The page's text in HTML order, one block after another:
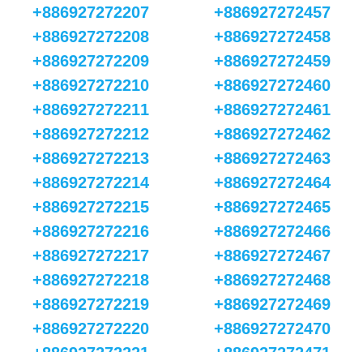
+886927272207
+886927272208
+886927272209
+886927272210
+886927272211
+886927272212
+886927272213
+886927272214
+886927272215
+886927272216
+886927272217
+886927272218
+886927272219
+886927272220
+886927272457
+886927272458
+886927272459
+886927272460
+886927272461
+886927272462
+886927272463
+886927272464
+886927272465
+886927272466
+886927272467
+886927272468
+886927272469
+886927272470